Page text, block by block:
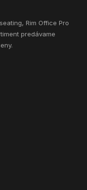
Rim Office Pro
predávame